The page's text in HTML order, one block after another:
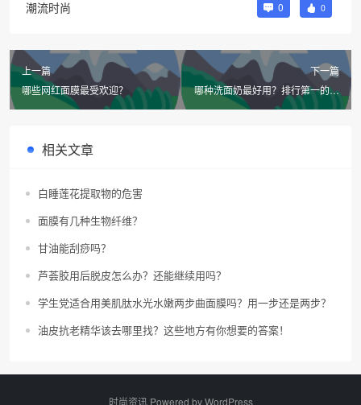
潮流时尚 0 0
上一篇
哪些网红面膜最受欢迎？
下一篇
哪种洗面奶最好用？排行第一的热
门洗面奶有哪些？你心中的第一是
相关文章
白睡莲花提取物的危害
面膜有几种生物纤维？
甘油能刮痧吗？
芦荟胶用后脱皮怎么办？还能继续用吗？
学生党适合用美肌肽水光水嫩两步曲面膜吗？用一步还是两步？
油皮抗老精华该去哪里找？这些地方有你想要的答案！
时尚资讯 Powered byWordPress